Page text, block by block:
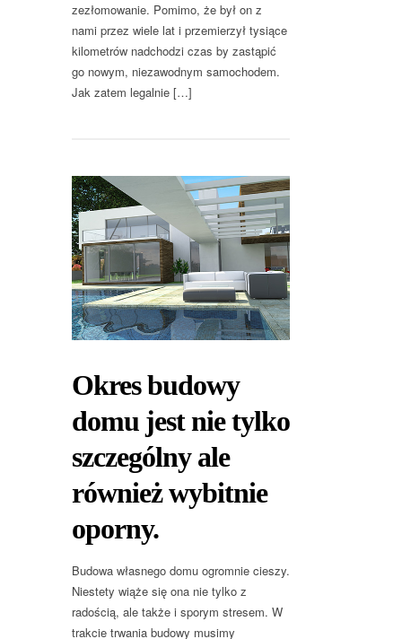
zezłomowanie. Pomimo, że był on z
nami przez wiele lat i przemierzył tysiące
kilometrów nadchodzi czas by zastąpić
go nowym, niezawodnym samochodem.
Jak zatem legalnie […]
Okres budowy
domu jest nie tylko
szczególny ale
również wybitnie
oporny.
Budowa własnego domu ogromnie cieszy.
Niestety wiąże się ona nie tylko z
radością, ale także i sporym stresem. W
trakcie trwania budowy musimy